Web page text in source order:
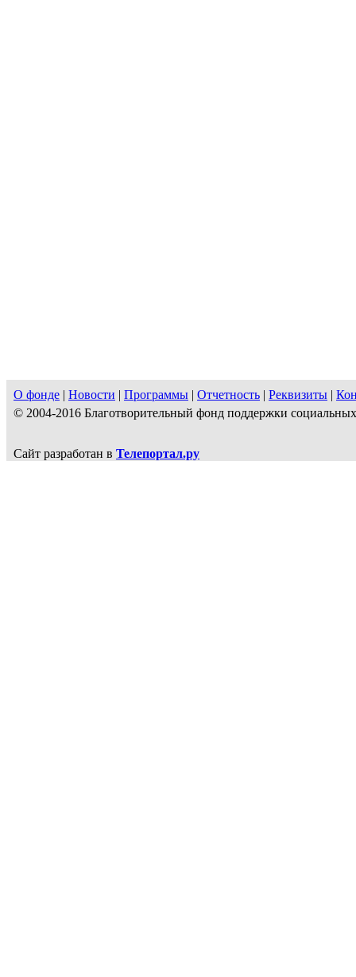
О фонде | Новости | Программы | Отчетность | Реквизиты |
© 2004-2016 Благотворительный фонд поддержки
Сайт разработан в Телепортал.ру